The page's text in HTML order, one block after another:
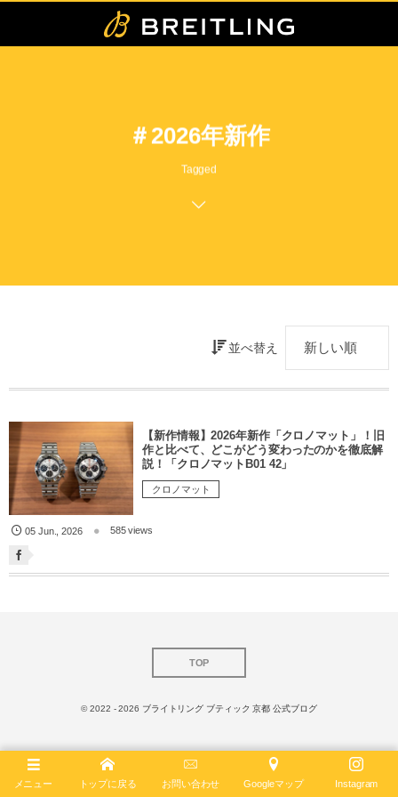
＃2026年新作
Tagged
並べ替え
【新作情報】2026年新作「クロノマット」！旧
作と比べて、どこがどう変わったのかを徹底解
説！「クロノマットB01 42」
クロノマット
05 Jun. ,2026 585 views
TOP
© 2022 - 2026 ブライトリング ブティック 京都 公式ブログ
メニュー トップに戻る お問い合わせ Googleマップ Instagram